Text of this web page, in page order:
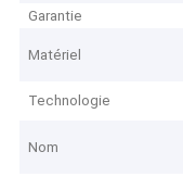
Garantie
Matériel
Technologie
Nom